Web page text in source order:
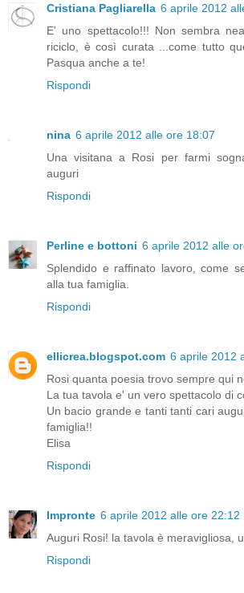
Cristiana Pagliarella 6 aprile 2012
E' uno spettacolo!!! Non sembra
riciclo, è così curata ...come tutto
Pasqua anche a te!
Rispondi
nina 6 aprile 2012 alle ore 18:07
Una visitana a Rosi per farmi
auguri
Rispondi
Perline e bottoni 6 aprile 2012 alle
Splendido e raffinato lavoro, come
alla tua famiglia.
Rispondi
ellicrea.blogspot.com 6 aprile 2012
Rosi quanta poesia trovo sempre qui
La tua tavola e' un vero spettacolo di
Un bacio grande e tanti tanti cari
famiglia!!
Elisa
Rispondi
Impronte 6 aprile 2012 alle ore 22:12
Auguri Rosi! la tavola è meravigliosa,
Rispondi